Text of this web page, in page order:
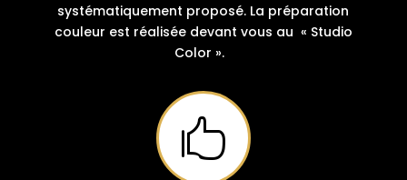
systématiquement proposé. La préparation
couleur est réalisée devant vous au « Studio
Color ».
